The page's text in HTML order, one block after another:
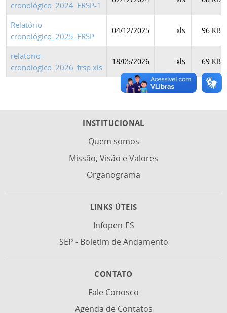
cronológico_2024_FRSP-1
Relatório
cronológico_2025_FRSP
04/12/2025 xls 96 KB
relatorio-
cronologico_2026_frsp.xls
18/05/2026 xls 69 KB
INSTITUCIONAL
Quem somos
Missão, Visão e Valores
Organograma
LINKS ÚTEIS
Infopen-ES
SEP - Boletim de Andamento
CONTATO
Fale Conosco
Agenda de Contatos